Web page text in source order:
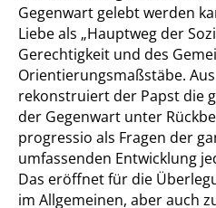
Gegenwart gelebt werden
Liebe als „Hauptweg der
Gerechtigkeit und des
Orientierungsmaßstäbe.
rekonstruiert der Papst die
der Gegenwart unter
progressio als Fragen der
umfassenden Entwicklung
Das eröffnet für die
im Allgemeinen, aber auch